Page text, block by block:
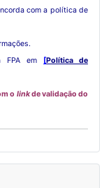
com a política de
FPA em
[Política de
o linkde validação do